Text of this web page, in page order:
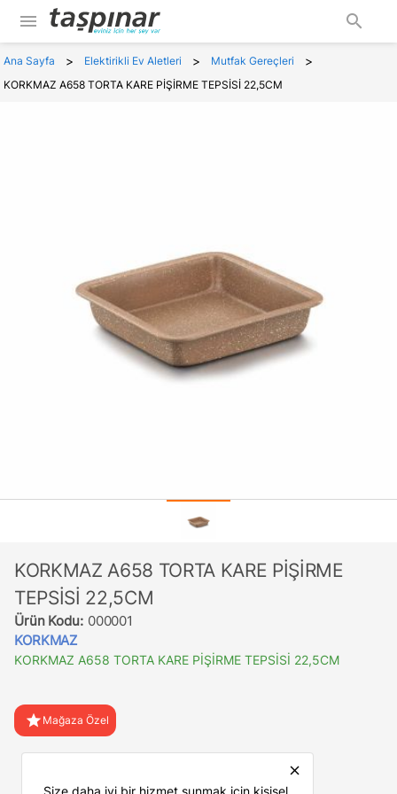
menu search
Ana Sayfa > Elektirikli Ev Aletleri > Mutfak Gereçleri >
KORKMAZ A658 TORTA KARE PİŞİRME TEPSİSİ 22,5CM
KORKMAZ A658 TORTA KARE PİŞİRME
TEPSİSİ 22,5CM
Ürün Kodu: 000001
KORKMAZ
KORKMAZ A658 TORTA KARE PİŞİRME TEPSİSİ 22,5CM
star Mağaza Özel
close
Size daha iyi bir hizmet sunmak için kişisel